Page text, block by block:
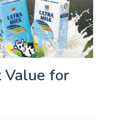
Value for